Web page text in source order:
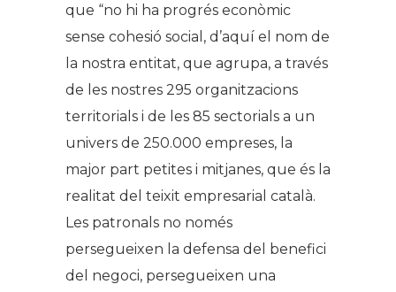
que “no hi ha progrés econòmic
sense cohesió social, d’aquí el nom de
la nostra entitat, que agrupa, a través
de les nostres 295 organitzacions
territorials i de les 85 sectorials a un
univers de 250.000 empreses, la
major part petites i mitjanes, que és la
realitat del teixit empresarial català.
Les patronals no només
persegueixen la defensa del benefici
del negoci, persegueixen una